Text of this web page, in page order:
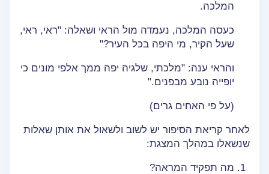
המלכה.
כעסה המלכה, נעמדה מול הראי ושאלה: "ראי, ראי,
שעל הקיר, מי היפה בכל העיר?"
והראי ענה: "מלכתי, שלגיה יפה ממך אלפי מונים כי
יופייה נובע מבפנים."
(על פי האחים גרים)
לאחר קריאת הסיפור יש לשוב ולשאול את אותן שאלות
שנשאלו במהלך המצגת:
מה תפקיד המראה?